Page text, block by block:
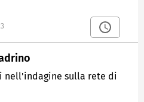
nell'indagine sulla rete di